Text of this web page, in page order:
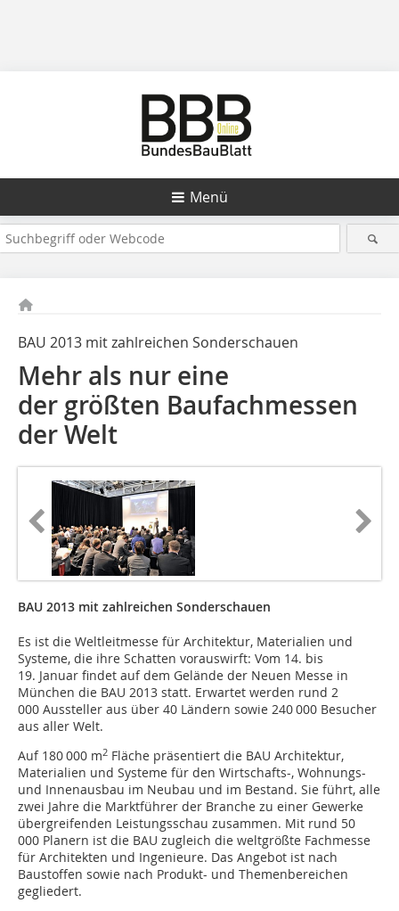
Menü
BAU 2013 mit zahlreichen Sonderschauen
Mehr als nur eine ­
der größten Bau­fachmessen
der Welt
BAU 2013 mit zahlreichen Sonderschauen
Es ist die Weltleitmesse für Architektur, Materialien und
Systeme, die ihre Schatten vorauswirft: Vom 14. bis
19. Januar findet auf dem Gelände der Neuen Messe in
München die BAU 2013 statt. Erwartet werden rund 2
000 Aussteller aus über 40 Ländern sowie 240 000 Besucher
aus aller Welt.
Auf 180 000 m2 Fläche präsentiert die BAU Architektur,
Materialien und Systeme für den Wirtschafts-, Wohnungs-
und Innenausbau im Neubau und im Bestand. Sie führt, alle
zwei Jahre die Marktführer der Branche zu einer Gewerke
übergreifenden Leistungsschau zusammen. Mit rund 50
000 Planern ist die BAU zugleich die weltgrößte Fachmesse
für Architekten und Ingenieure. Das Angebot ist nach
Baustoffen sowie nach Produkt- und Themenbereichen
gegliedert.